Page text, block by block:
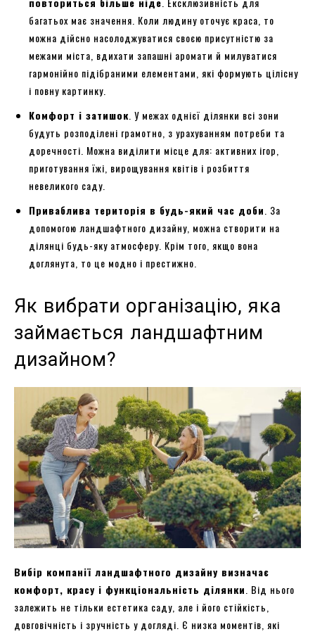
багатьох має значення. Коли людину оточує краса, то
можна дійсно насолоджуватися своєю присутністю за
межами міста, вдихати запашні аромати й милуватися
гармонійно підібраними елементами, які формують цілісну
і повну картинку.
Комфорт і затишок . У межах однієї ділянки всі зони
будуть розподілені грамотно, з урахуванням потреби та
доречності. Можна виділити місце для: активних ігор,
приготування їжі, вирощування квітів і розбиття
невеликого саду.
Приваблива територія в будь-який час доби . За
допомогою ландшафтного дизайну, можна створити на
ділянці будь-яку атмосферу. Крім того, якщо вона
доглянута, то це модно і престижно.
Як вибрати організацію, яка
займається ландшафтним
дизайном?
Вибір компанії ландшафтного дизайну визначає
комфорт, красу і функціональність ділянки. Від нього
залежить не тільки естетика саду, але і його стійкість,
довговічність і зручність у догляді. Є низка моментів, які